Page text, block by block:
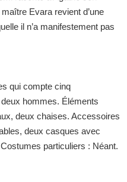
Evara revient d’une
il n’a manifestement pas
qui compte cinq
hommes. Éléments
deux chaises. Accessoires
deux casques avec
particuliers : Néant.